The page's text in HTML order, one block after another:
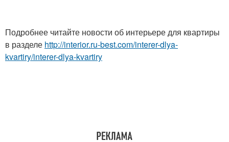
Подробнее читайте новости об интерьере для квартиры
в разделе http://interior.ru-best.com/interer-dlya-
kvartiry/interer-dlya-kvartiry